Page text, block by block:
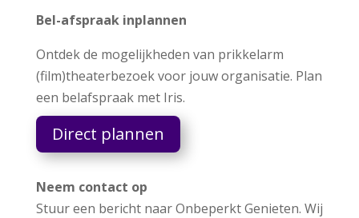
Bel-afspraak inplannen
Ontdek de mogelijkheden van prikkelarm
(film)theaterbezoek voor jouw organisatie. Plan
een belafspraak met Iris.
Direct plannen
Neem contact op
Stuur een bericht naar Onbeperkt Genieten. Wij